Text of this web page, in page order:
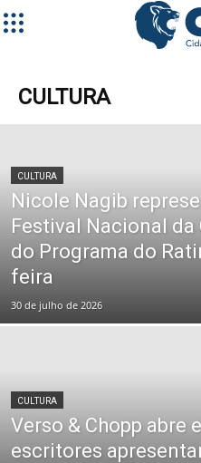
CULTURA
CULTURA
Nicole Nagib
Festival Nacional
do Programa do
feira
30 de julho de 2026
CULTURA
Verso & Chopp abre
escritores